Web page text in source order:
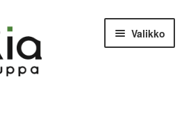
Valikko